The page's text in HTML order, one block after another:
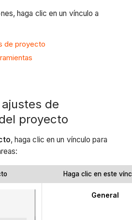
haga clic en un vínculo a
de proyecto
de
proyecto
, haga clic en un vínculo para
Haga clic en este
General